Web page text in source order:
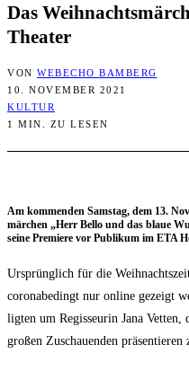
Das
Theater
VON WEBECHO BAMBERG
10. NOVEMBER 2021
KULTUR
1 MIN. ZU LESEN
Am kom­men­den Sams­tag, dem 13.
mär­chen „Herr Bel­lo und das blaue
sei­ne Pre­mie­re vor Publi­kum im ETA
Ursprüng­lich für die
coro­nabe­dingt nur online gezeigt
lig­ten um Regis­seu­rin Jana
gro­ßen Zuschau­en­den prä­sen­tie­ren